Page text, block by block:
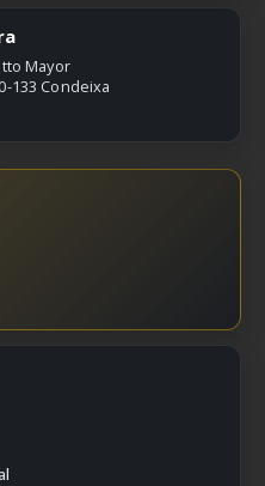
Mayor
133 Condeixa